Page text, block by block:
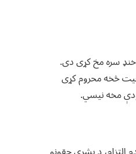
خنډ سره مخ کړی دی.
څخه محروم کړی
مخه نیسي.